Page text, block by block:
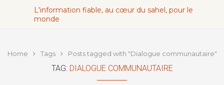
L'information fiable, au cœur du sahel, pour le
monde
Home Tags Posts tagged with "Dialogue communautaire"
TAG: DIALOGUE COMMUNAUTAIRE